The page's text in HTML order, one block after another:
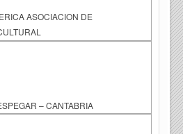
ASOCIACION DE
– CANTABRIA